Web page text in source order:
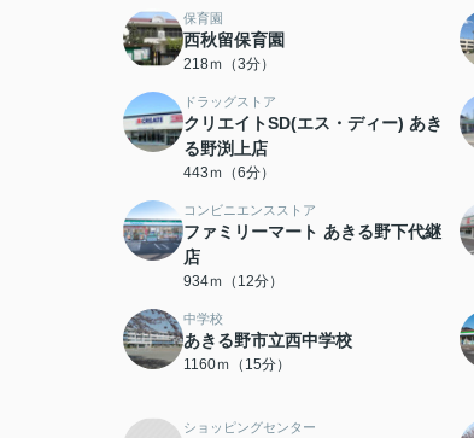
保育園
西秋留保育園
218ｍ（3分）
ドラッグストア
クリエイトSD(エス・ディー) あき
る野渕上店
443ｍ（6分）
コンビニエンスストア
ファミリーマート あきる野下代継
店
934ｍ（12分）
中学校
あきる野市立西中学校
1160ｍ（15分）
ショッピングセンター